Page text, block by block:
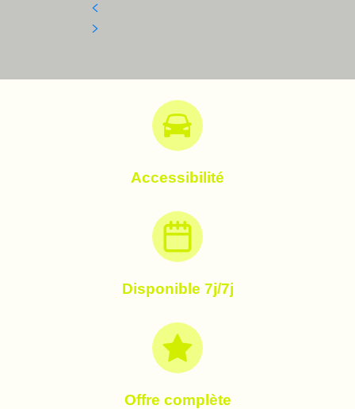
Accessibilité
Disponible 7j/7j
Offre complète